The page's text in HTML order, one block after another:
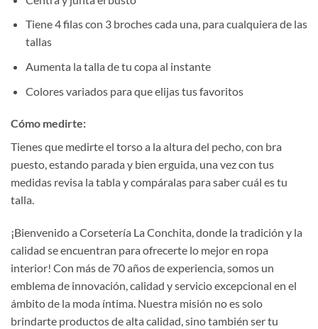
Tiene 4 filas con 3 broches cada una, para cualquiera de las
tallas
Aumenta la talla de tu copa al instante
Colores variados para que elijas tus favoritos
Cómo medirte:
Tienes que medirte el torso a la altura del pecho, con bra
puesto, estando parada y bien erguida, una vez con tus
medidas revisa la tabla y compáralas para saber cuál es tu
talla.
¡Bienvenido a Corsetería La Conchita, donde la tradición y la
calidad se encuentran para ofrecerte lo mejor en ropa
interior! Con más de 70 años de experiencia, somos un
emblema de innovación, calidad y servicio excepcional en el
ámbito de la moda íntima. Nuestra misión no es solo
brindarte productos de alta calidad, sino también ser tu